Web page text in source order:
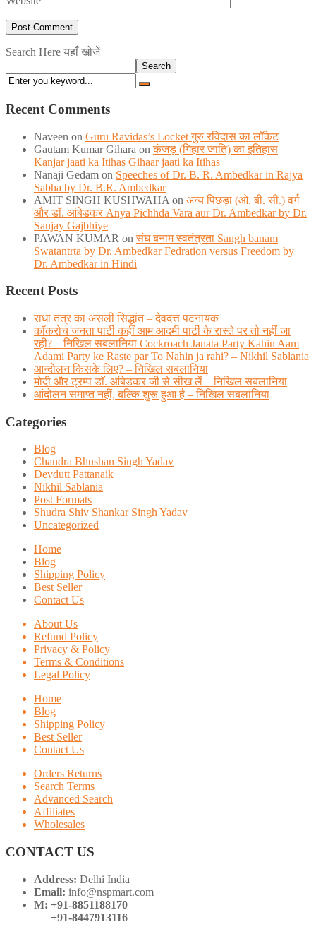
Search Here यहाँ खोजें
Search
Recent Comments
Naveen on Guru Ravidas’s Locket गुरु रविदास का लॉकेट
Gautam Kumar Gihara onकंजड़ (गिहार जाति) का इतिहास
Kanjar jaati ka Itihas Gihaar jaati ka Itihas
Nanaji Gedam on Speeches of Dr. B. R. Ambedkar in Rajya
Sabha by Dr. B.R. Ambedkar
AMIT SINGH KUSHWAHA on अन्य पिछड़ा (ओ. बी. सी.) वर्ग
और डॉ. आंबेडकर Anya Pichhda Vara aur Dr. Ambedkar by Dr.
Sanjay Gajbhiye
PAWAN KUMAR onसंघ बनाम स्वतंत्रता Sangh banam
Swatantrta by Dr. Ambedkar Fedration versus Freedom by
Dr. Ambedkar in Hindi
Recent Posts
राधा तंत्र का असली सिद्धांत – देवदत्त पटनायक
कॉकरोच जनता पार्टी कहीं आम आदमी पार्टी के रास्ते पर तो नहीं जा
रही? – निखिल सबलानिया Cockroach Janata Party Kahin Aam
Adami Party ke Raste par To Nahin ja rahi? – Nikhil Sablania
आन्दोलन किसके लिए? – निखिल सबलानिया
मोदी और ट्रम्प डाॅ. आंबेडकर जी से सीख लें – निखिल सबलानिया
आंदोलन समाप्त नहीं, बल्कि शुरू हुआ है – निखिल सबलानिया
Categories
Blog
Chandra Bhushan Singh Yadav
Devdutt Pattanaik
Nikhil Sablania
Post Formats
Shudra Shiv Shankar Singh Yadav
Uncategorized
Home
Blog
Shipping Policy
Best Seller
Contact Us
About Us
Refund Policy
Privacy & Policy
Terms & Conditions
Legal Policy
Home
Blog
Shipping Policy
Best Seller
Contact Us
Orders Returns
Search Terms
Advanced Search
Affiliates
Wholesales
CONTACT US
Address: Delhi India
Email: info@nspmart.com
M: +91-8851188170
+91-8447913116